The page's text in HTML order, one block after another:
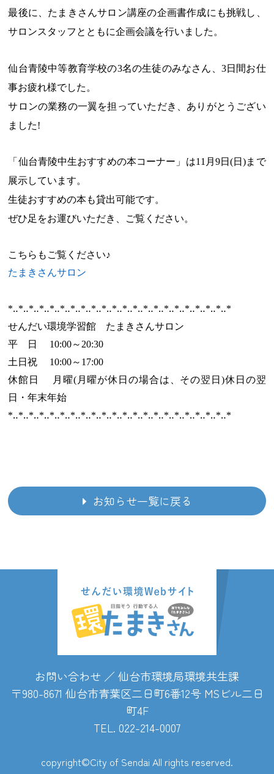
最後に、たまきさんサロン講座の企画書作成にも挑戦し、
サロンスタッフとともに企画会議を行いました。
仙台青陵中等教育学校の3名の生徒のみなさん、3日間お仕
事お疲れ様でした。
サロンの業務の一翼を担っていただき、ありがとうござい
ました!
「仙台青陵中生おすすめの本コーナー」は11月9日(日)まで
展示しています。
生徒おすすめの本も貸出可能です。
ぜひ足をお運びいただき、ご覧ください。
こちらもご覧ください♪
たまきさんサロン
*‥*‥*‥*‥*‥*‥*‥*‥*‥*‥*‥*‥*‥*‥*‥*‥*‥*‥*‥*‥*‥*
せんだい環境学習館 たまきさんサロン
平 日 10:00～20:30
土日祝 10:00～17:00
休館日 月曜(月曜が休日の場合は、その翌日)休日の翌
日・年末年始
*‥*‥*‥*‥*‥*‥*‥*‥*‥*‥*‥*‥*‥*‥*‥*‥*‥*‥*‥*‥*‥*
お知らせ一覧に戻る
お問い合わせ ／ 仙台市環境局環境共生課
〒980-8671 仙台市青葉区二日町6番12号 MSビル二日
町4F
TEL. 022-214-0007
copyright©City of Sendai All rights reserved.